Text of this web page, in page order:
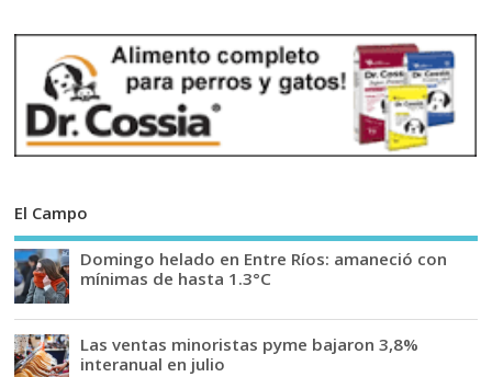
El Campo
Domingo helado en Entre Ríos: amaneció con
mínimas de hasta 1.3°C
Las ventas minoristas pyme bajaron 3,8%
interanual en julio